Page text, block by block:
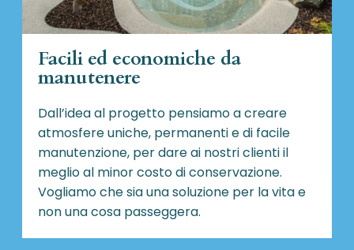
Facili ed economiche da
manutenere
Dall’idea al progetto pensiamo a creare
atmosfere uniche, permanenti e di facile
manutenzione, per dare ai nostri clienti il
meglio al minor costo di conservazione.
Vogliamo che sia una soluzione per la vita e
non una cosa passeggera.